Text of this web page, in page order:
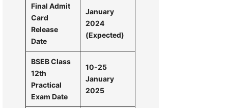
Final Admit
Card
Release
Date
January
2024
(Expected)
BSEB Class
12th
Practical
Exam Date
10-25
January
2025